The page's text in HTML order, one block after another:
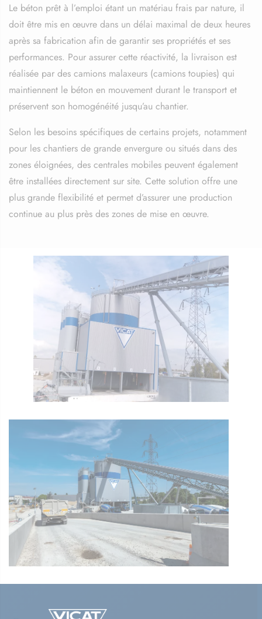
Le béton prêt à l’emploi étant un matériau frais par nature, il
doit être mis en œuvre dans un délai maximal de deux heures
après sa fabrication afin de garantir ses propriétés et ses
performances. Pour assurer cette réactivité, la livraison est
réalisée par des camions malaxeurs (camions toupies) qui
maintiennent le béton en mouvement durant le transport et
préservent son homogénéité jusqu’au chantier.
Selon les besoins spécifiques de certains projets, notamment
pour les chantiers de grande envergure ou situés dans des
zones éloignées, des centrales mobiles peuvent également
être installées directement sur site. Cette solution offre une
plus grande flexibilité et permet d’assurer une production
continue au plus près des zones de mise en œuvre.